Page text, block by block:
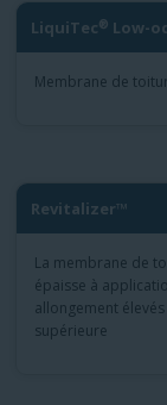
LiquiTec® Low-
Membrane de
Revitalizer™
La membrane de
épaisse à
allongement
supérieure